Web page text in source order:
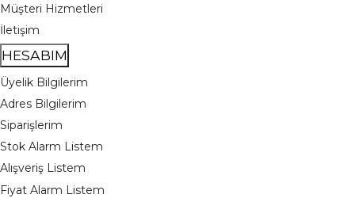
Müşteri Hizmetleri
İletişim
HESABIM
Üyelik Bilgilerim
Adres Bilgilerim
Siparişlerim
Stok Alarm Listem
Alışveriş Listem
Fiyat Alarm Listem